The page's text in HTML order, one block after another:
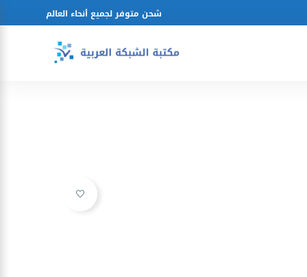
شحن متوفر لجميع أنحاء العالم